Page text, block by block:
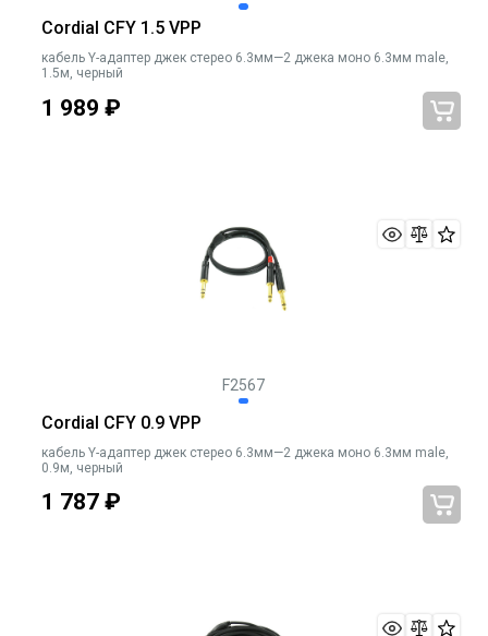
Cordial CFY 1.5 VPP
кабель Y-адаптер джек стерео 6.3мм—2 джека моно 6.3мм male,
1.5м, черный
1 989 ₽
F2567
Cordial CFY 0.9 VPP
кабель Y-адаптер джек стерео 6.3мм—2 джека моно 6.3мм male,
0.9м, черный
1 787 ₽